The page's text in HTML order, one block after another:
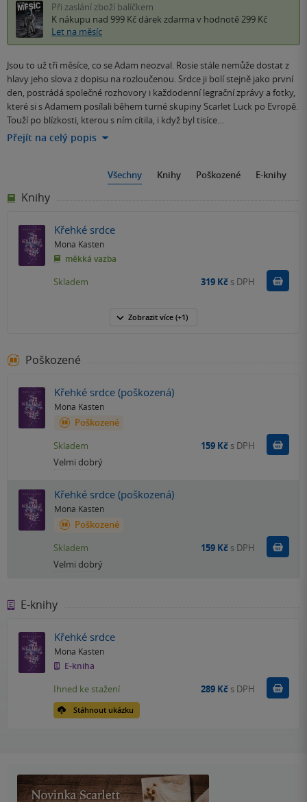
Při zaslání zboží balíčkem
K nákupu nad 999 Kč dárek zdarma v hodnotě 299 Kč
Let na měsíc
Jsou to už tři měsíce, co se Adam neozval. Rosie stále nemůže dostat z
hlavy jeho slova z dopisu na rozloučenou. Srdce ji bolí stejně jako první
den, postrádá společné rozhovory i každodenní legrační zprávy a fotky,
které si s Adamem posílali během turné skupiny Scarlet Luck po Evropě.
Touží po blízkosti, kterou s ním cítila, i když byl tisíce…
Přejít na celý popis
Všechny Knihy Poškozené E-knihy
Knihy
Křehké srdce
Mona Kasten
měkká vazba
Skladem 319 Kč s DPH
Zobrazit více (+1)
Poškozené
Křehké srdce (poškozená)
Mona Kasten
Poškozené
Velmi dobrý
Skladem 159 Kč s DPH
Křehké srdce (poškozená)
Mona Kasten
Poškozené
Velmi dobrý
Skladem 159 Kč s DPH
E-knihy
Křehké srdce
Mona Kasten
E-kniha
Stáhnout ukázku
Ihned ke stažení 289 Kč s DPH Koupit